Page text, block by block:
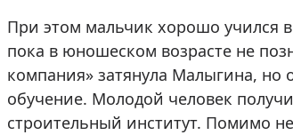
При этом мальчик хорошо учился
пока в юношеском возрасте не
компания» затянула Малыгина, но
обучение. Молодой человек
строительный институт. Помимо